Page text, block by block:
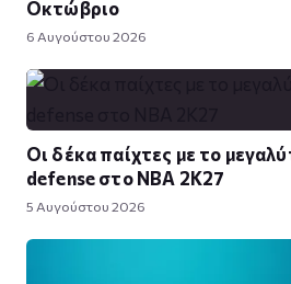
Οκτώβριο
6 Αυγούστου 2026
Οι δέκα παίχτες με το
defense στο NBA 2K27
5 Αυγούστου 2026